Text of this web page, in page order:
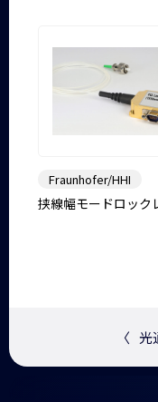
Fraunhofer/HHI
挟線幅モードロック
〈 光